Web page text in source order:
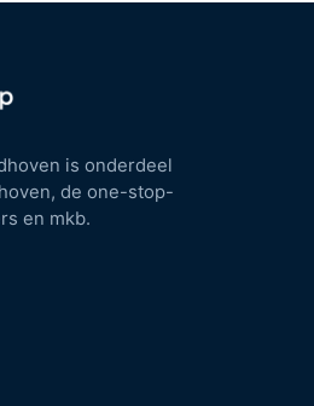
is onderdeel
de one-stop-
en mkb.